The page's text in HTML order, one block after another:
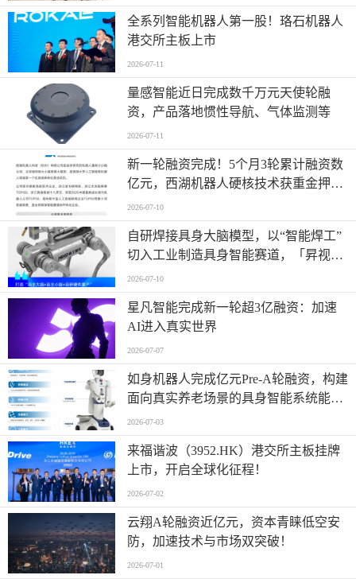
全系列智能机器人第一股！珞石机器人
港交所主板上市
2026-07-11
量感智能近日完成数千万元天使轮融
资，产品落地惯性导航、气体监测等
2026-07-11
新一轮融资完成！5个月3轮累计融资数
亿元，西湖机器人硬核技术获重金押
注！
2026-07-10
自研焊接具身大脑模型，以“智能焊工”
切入工业制造具身智能赛道，「昇视唯
盛」完成数亿元B轮融资
2026-07-10
星凡智能完成新一轮超3亿融资：加速
AI进入真实世界
2026-07-07
如身机器人完成亿元Pre-A轮融资，构建
面向真实养老场景的具身智能系统能力
平台
2026-07-03
来福谐波（3952.HK）港交所主板挂牌
上市，开启全球化征程！
2026-07-02
云翔A轮融资近亿元，资本青睐低空安
防，加速技术与市场双突破！
2026-07-01